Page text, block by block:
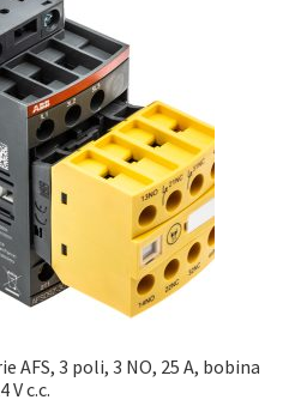
AFS, 3 poli, 3 NO, 25 A, bobina
V c.c.